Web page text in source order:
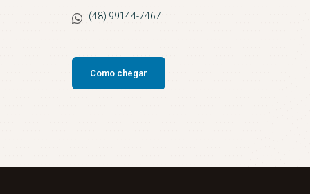
(48) 99144-7467
Como chegar